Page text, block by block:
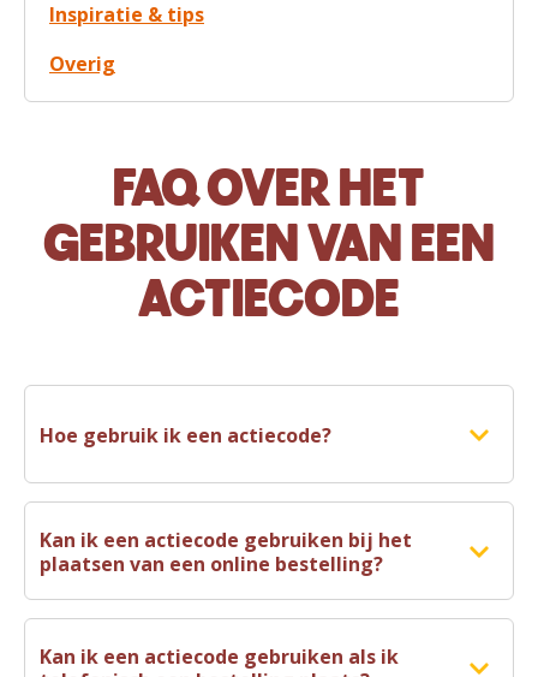
Inspiratie & tips
Overig
FAQ OVER HET
GEBRUIKEN VAN EEN
ACTIECODE
Hoe gebruik ik een actiecode?
Let op: het is dus niet mogelijk om een bestelling
telefonisch te plaatsen en daarbij een actiecode door te
geven.
Kan ik een actiecode gebruiken bij het
plaatsen van een online bestelling?
Kan ik een actiecode gebruiken als ik